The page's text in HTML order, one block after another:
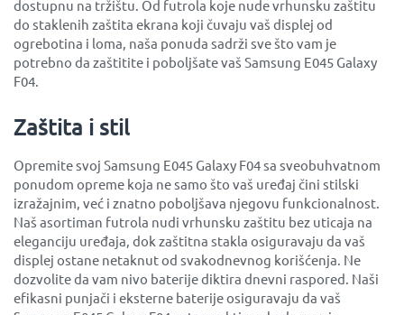
dostupnu na tržištu. Od futrola koje nude vrhunsku zaštitu
do staklenih zaštita ekrana koji čuvaju vaš displej od
ogrebotina i loma, naša ponuda sadrži sve što vam je
potrebno da zaštitite i poboljšate vaš Samsung E045 Galaxy
F04.
Zaštita i stil
Opremite svoj Samsung E045 Galaxy F04 sa sveobuhvatnom
ponudom opreme koja ne samo što vaš uređaj čini stilski
izražajnim, već i znatno poboljšava njegovu funkcionalnost.
Naš asortiman futrola nudi vrhunsku zaštitu bez uticaja na
eleganciju uređaja, dok zaštitna stakla osiguravaju da vaš
displej ostane netaknut od svakodnevnog korišćenja. Ne
dozvolite da vam nivo baterije diktira dnevni raspored. Naši
efikasni punjači i eksterne baterije osiguravaju da vaš